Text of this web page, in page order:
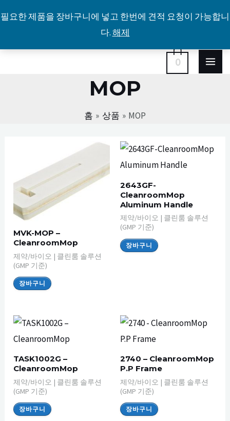
필요한 제품을 장바구니에 넣고 한번에 견적 요청이 가능합니
다.해제
0
MOP
홈 상품 MOP
MVK-MOP –
CleanroomMop
제약/바이오 | 클린룸 솔루션
(GMP 기준)
장바구니
2643GF-
CleanroomMop
Aluminum Handle
제약/바이오 | 클린룸 솔루션
(GMP 기준)
장바구니
TASK1002G –
CleanroomMop
제약/바이오 | 클린룸 솔루션
(GMP 기준)
장바구니
2740 – CleanroomMop
P.P Frame
제약/바이오 | 클린룸 솔루션
(GMP 기준)
장바구니